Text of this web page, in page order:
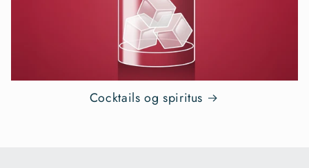
Cocktails og spiritus